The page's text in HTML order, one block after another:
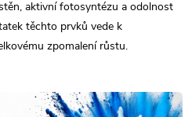
aktivní fotosyntézu a odolnost
těchto prvků vede k
zpomalení růstu.